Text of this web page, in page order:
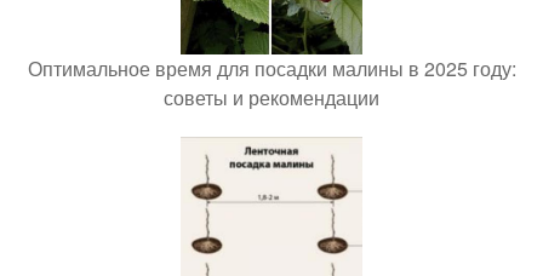
Оптимальное время для посадки малины в 2025 году:
советы и рекомендации